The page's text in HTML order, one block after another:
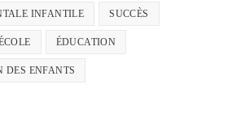
INFANTILE SUCCÈS
ÉDUCATION
DES ENFANTS